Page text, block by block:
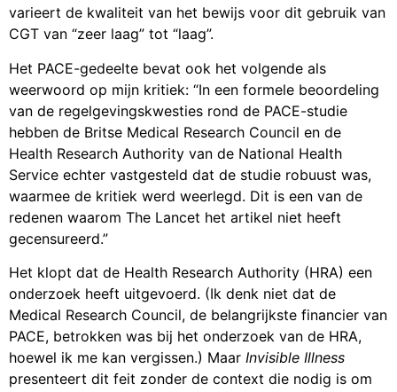
varieert de kwaliteit van het bewijs voor dit gebruik van
CGT van “zeer laag” tot “laag”.
Het PACE-gedeelte bevat ook het volgende als
weerwoord op mijn kritiek: “In een formele beoordeling
van de regelgevingskwesties rond de PACE-studie
hebben de Britse Medical Research Council en de
Health Research Authority van de National Health
Service echter vastgesteld dat de studie robuust was,
waarmee de kritiek werd weerlegd. Dit is een van de
redenen waarom The Lancet het artikel niet heeft
gecensureerd.”
Het klopt dat de Health Research Authority (HRA) een
onderzoek heeft uitgevoerd. (Ik denk niet dat de
Medical Research Council, de belangrijkste financier van
PACE, betrokken was bij het onderzoek van de HRA,
hoewel ik me kan vergissen.) Maar Invisible Illness
presenteert dit feit zonder de context die nodig is om